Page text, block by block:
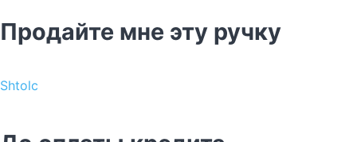
Продайте мне эту ручку
Shtolc